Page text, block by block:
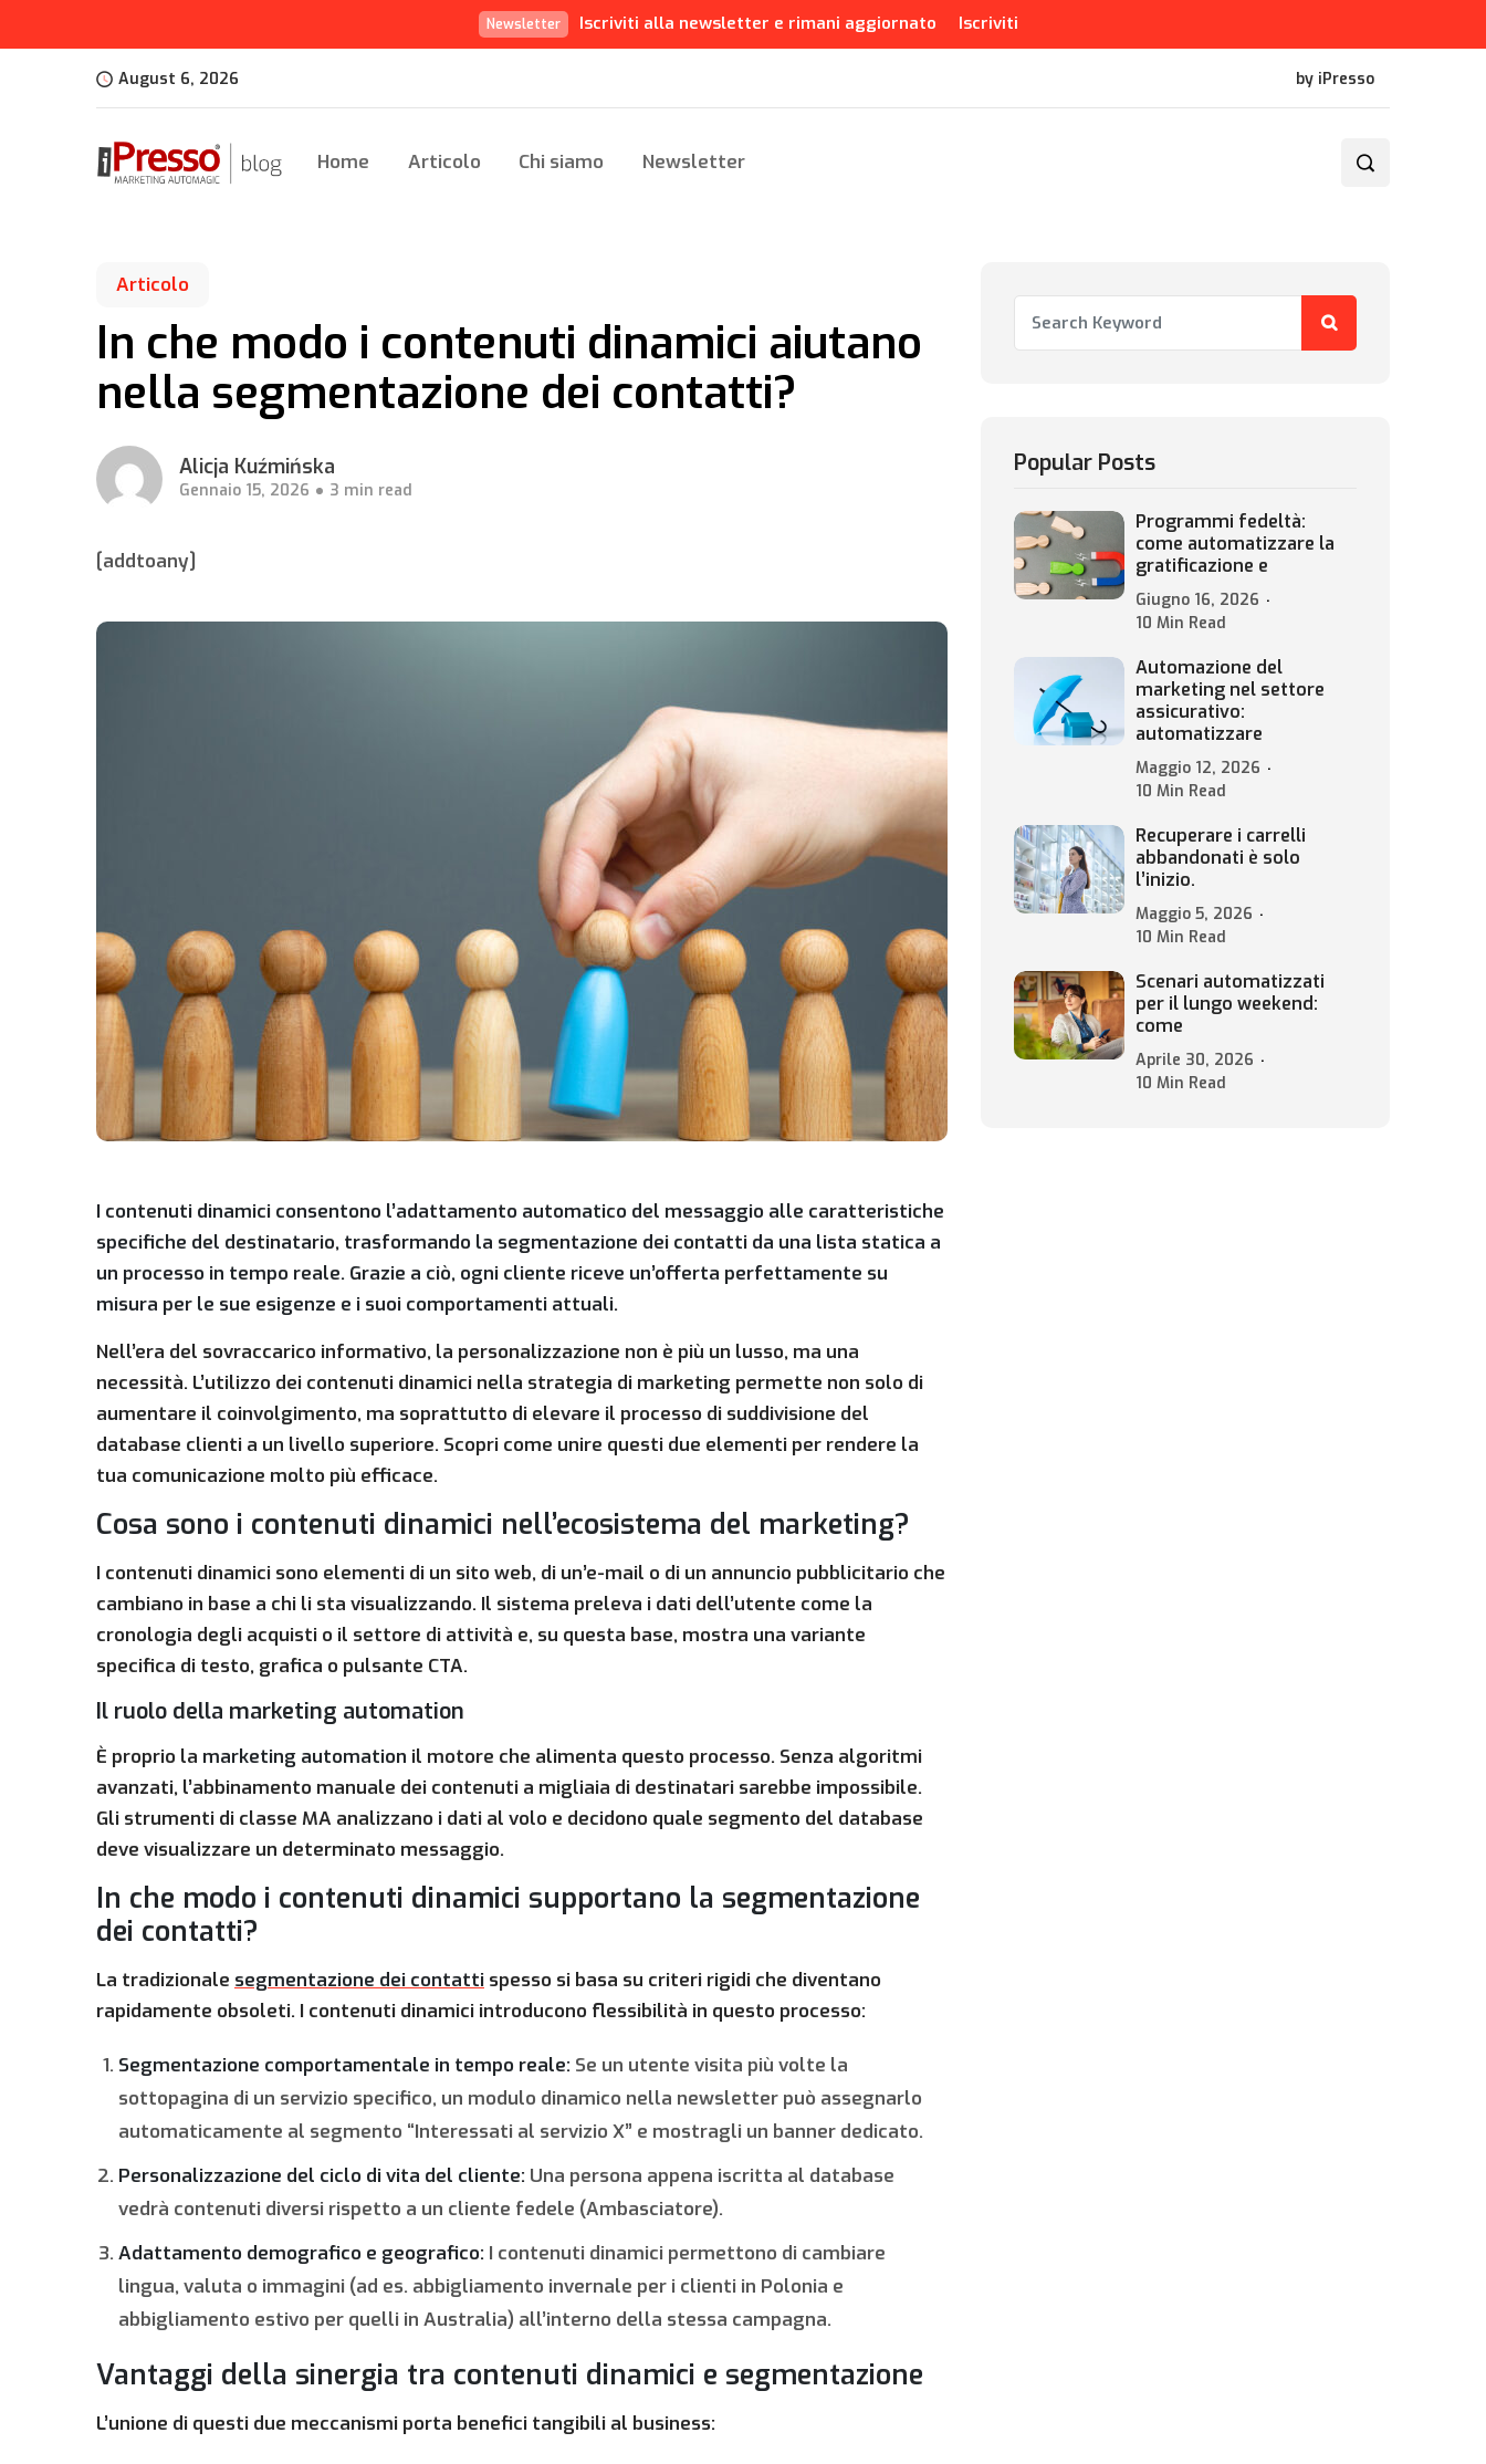
Newsletter Iscriviti alla newsletter e rimani aggiornato Iscriviti
August 6, 2026 by iPresso
Home Articolo Chi siamo Newsletter
Articolo
In che modo i contenuti dinamici aiutano
nella segmentazione dei contatti?
Alicja Kuźmińska
Gennaio 15, 2026 3 min read
[addtoany]
I contenuti dinamici consentono l’adattamento automatico del messaggio alle caratteristiche
specifiche del destinatario, trasformando la segmentazione dei contatti da una lista statica a
un processo in tempo reale. Grazie a ciò, ogni cliente riceve un’offerta perfettamente su
misura per le sue esigenze e i suoi comportamenti attuali.
Nell’era del sovraccarico informativo, la personalizzazione non è più un lusso, ma una
necessità. L’utilizzo dei contenuti dinamici nella strategia di marketing permette non solo di
aumentare il coinvolgimento, ma soprattutto di elevare il processo di suddivisione del
database clienti a un livello superiore. Scopri come unire questi due elementi per rendere la
tua comunicazione molto più efficace.
Cosa sono i contenuti dinamici nell’ecosistema del marketing?
I contenuti dinamici sono elementi di un sito web, di un’e-mail o di un annuncio pubblicitario che
cambiano in base a chi li sta visualizzando. Il sistema preleva i dati dell’utente come la
cronologia degli acquisti o il settore di attività e, su questa base, mostra una variante
specifica di testo, grafica o pulsante CTA.
Il ruolo della marketing automation
È proprio la marketing automation il motore che alimenta questo processo. Senza algoritmi
avanzati, l’abbinamento manuale dei contenuti a migliaia di destinatari sarebbe impossibile.
Gli strumenti di classe MA analizzano i dati al volo e decidono quale segmento del database
deve visualizzare un determinato messaggio.
In che modo i contenuti dinamici supportano la segmentazione
dei contatti?
La tradizionale segmentazione dei contatti spesso si basa su criteri rigidi che diventano
rapidamente obsoleti. I contenuti dinamici introducono flessibilità in questo processo:
Segmentazione comportamentale in tempo reale: Se un utente visita più volte la
sottopagina di un servizio specifico, un modulo dinamico nella newsletter può assegnarlo
automaticamente al segmento “Interessati al servizio X” e mostragli un banner dedicato.
Personalizzazione del ciclo di vita del cliente: Una persona appena iscritta al database
vedrà contenuti diversi rispetto a un cliente fedele (Ambasciatore).
Adattamento demografico e geografico: I contenuti dinamici permettono di cambiare
lingua, valuta o immagini (ad es. abbigliamento invernale per i clienti in Polonia e
abbigliamento estivo per quelli in Australia) all’interno della stessa campagna.
Vantaggi della sinergia tra contenuti dinamici e segmentazione
L’unione di questi due meccanismi porta benefici tangibili al business:
Popular Posts
Programmi fedeltà:
come automatizzare la
gratificazione e
Giugno 16, 2026
10 Min Read
Automazione del
marketing nel settore
assicurativo:
automatizzare
Maggio 12, 2026
10 Min Read
Recuperare i carrelli
abbandonati è solo
l’inizio.
Maggio 5, 2026
10 Min Read
Scenari automatizzati
per il lungo weekend:
come
Aprile 30, 2026
10 Min Read